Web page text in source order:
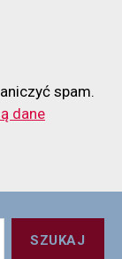
spam.
dane